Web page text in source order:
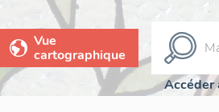
Vue
cartographique
Accéder